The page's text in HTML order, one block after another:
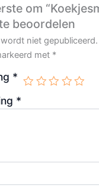
om
beoordelen
niet gepubliceerd.
met *
*
*